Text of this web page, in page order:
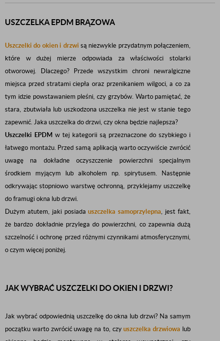
USZCZELKA EPDM BRĄZOWA
Uszczelki do okien i drzwi są niezwykle przydatnym połączeniem,
które w dużej mierze odpowiada za właściwości stolarki
otworowej. Dlaczego? Przede wszystkim chroni newralgiczne
miejsca przed stratami ciepła oraz przenikaniem wilgoci, a co za
tym idzie powstawaniem pleśni, czy grzybów. Warto pamiętać, że
stara, zbutwiała lub uszkodzona uszczelka nie jest w stanie tego
zapewnić. Jaka uszczelka do drzwi, czy okna będzie najlepsza?
Uszczelki EPDM w tej kategorii są przeznaczone do szybkiego i
łatwego montażu. Przed samą aplikacją warto oczywiście zwrócić
uwagę na dokładne oczyszczenie powierzchni specjalnym
środkiem myjącym lub alkoholem np. spirytusem. Następnie
odkrywając stopniowo warstwę ochronną, przyklejamy uszczelkę
do framugi okna lub drzwi.
Dużym atutem, jaki posiadauszczelka samoprzylepna, jest fakt,
że bardzo dokładnie przylega do powierzchni, co zapewnia dużą
szczelność i ochronę przed różnymi czynnikami atmosferycznymi,
o czym więcej poniżej.
JAK WYBRAĆ USZCZELKI DO OKIEN I DRZWI?
Jak wybrać odpowiednią uszczelkę do okna lub drzwi? Na samym
początku warto zwrócić uwagę na to, czyuszczelka drzwiowa lub